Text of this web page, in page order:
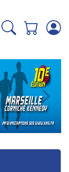
Suivant